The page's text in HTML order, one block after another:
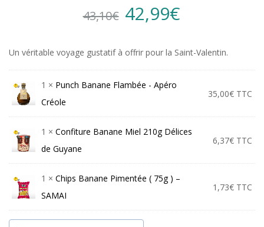
43,10€ Original
price
was:
43,10€.
42,99€
price
42,99€.
Un véritable voyage gustatif à offrir pour la Saint-Valentin.
1 × Punch Banane Flambée - Apéro
Créole
35,00€ TTC
1 × Confiture Banane Miel 210g Délices
de Guyane
6,37€ TTC
1 × Chips Banane Pimentée ( 75g ) –
SAMAI
1,73€ TTC